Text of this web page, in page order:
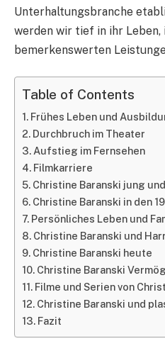
Unterhaltungsbranche
werden wir tief in ihr Leben,
bemerkenswerten
Table of Contents
Frühes Leben und
Durchbruch im Theater
Aufstieg im Fernsehen
Filmkarriere
Christine Baranski jung
Christine Baranski in den
Persönliches Leben und
Christine Baranski und
Christine Baranski heute
Christine Baranski
Filme und Serien von
Christine Baranski und
Fazit